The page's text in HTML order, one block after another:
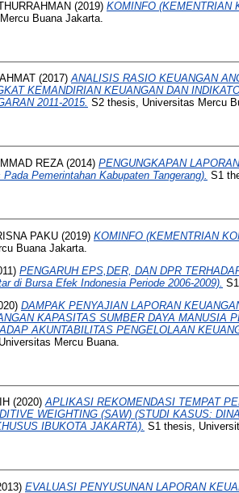
(2019) KOMINFO (KEMENTRIAN
Buana Jakarta.
(2017)ANALISIS RASIO KEUANGAN
KEMANDIRIAN KEUANGAN DAN
2011-2015. S2 thesis, Universitas Mercu
REZA(2014) PENGUNGKAPAN
Pemerintahan Kabupaten Tangerang). S1
PAKU (2019) KOMINFO (KEMENTRIAN
Buana Jakarta.
PENGARUH EPS,DER, DAN DPR
di Bursa Efek Indonesia Periode 2006-2009).
DAMPAK PENYAJIAN LAPORAN
KAPASITAS SUMBER DAYA MANUSIA
AKUNTABILITAS PENGELOLAAN
Mercu Buana.
(2020)APLIKASI REKOMENDASI TEMPAT
WEIGHTING (SAW) (STUDI KASUS:
IBUKOTA JAKARTA). S1 thesis,
EVALUASI PENYUSUNAN LAPORAN